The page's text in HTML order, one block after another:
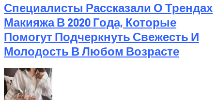
Специалисты Рассказали О Трендах
Макияжа В 2020 Года, Которые
Помогут Подчеркнуть Свежесть И
Молодость В Любом Возрасте